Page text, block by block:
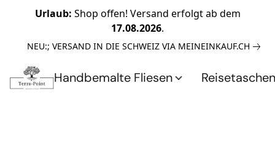
Urlaub: Shop offen! Versand erfolgt ab dem
17.08.2026.
NEU:; VERSAND IN DIE SCHWEIZ VIA MEINEINKAUF.CH
Handbemalte Fliesen